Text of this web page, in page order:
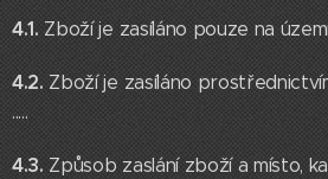
4.1. Zboží je zasíláno pouze na
4.2. Zboží je zasíláno
.....
4.3. Způsob zaslání zboží a místo,